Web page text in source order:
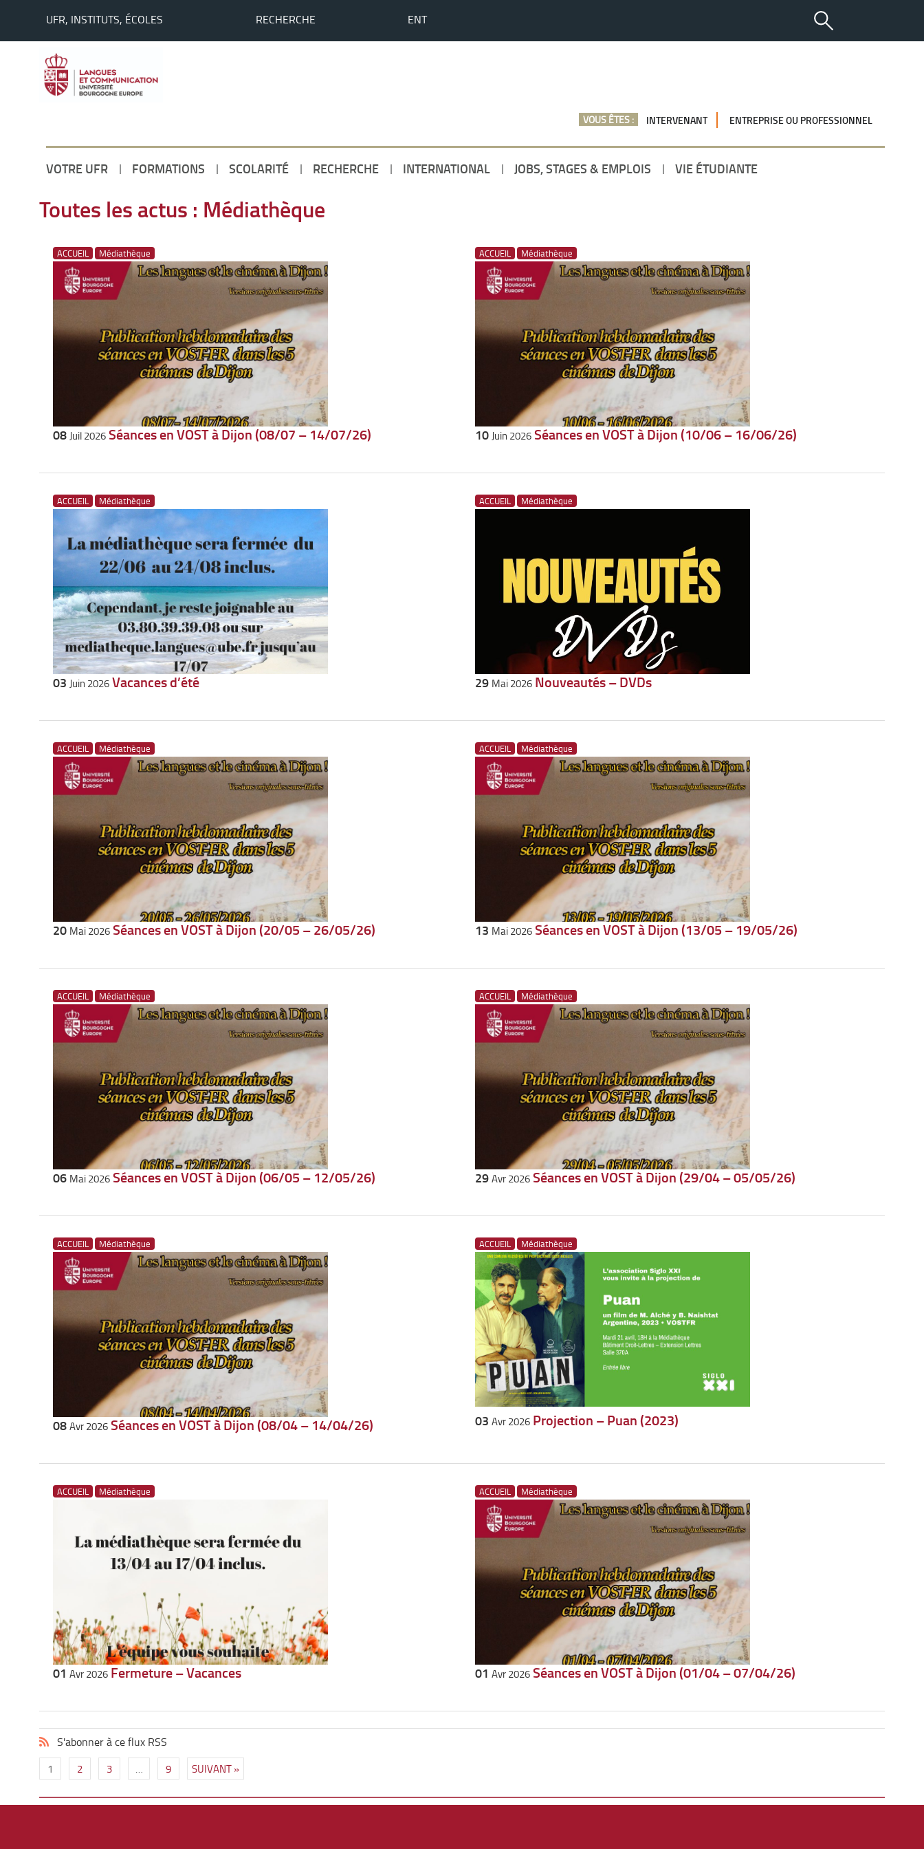
UFR, INSTITUTS, ÉCOLES RECHERCHE ENT
VOUS ÊTES : INTERVENANT ENTREPRISE OU PROFESSIONNEL
VOTRE UFR FORMATIONS SCOLARITÉ RECHERCHE INTERNATIONAL JOBS, STAGES & EMPLOIS VIE ÉTUDIANTE
Toutes les actus : Médiathèque
ACCUEIL Médiathèque
08 Juil 2026Séances en VOST à Dijon (08/07 – 14/07/26)
ACCUEIL Médiathèque
10 Juin 2026 Séances en VOST à Dijon (10/06 – 16/06/26)
ACCUEIL Médiathèque
03 Juin 2026Vacances d’été
ACCUEIL Médiathèque
29 Mai 2026 Nouveautés – DVDs
ACCUEIL Médiathèque
20 Mai 2026Séances en VOST à Dijon (20/05 – 26/05/26)
ACCUEIL Médiathèque
13 Mai 2026 Séances en VOST à Dijon (13/05 – 19/05/26)
ACCUEIL Médiathèque
06 Mai 2026Séances en VOST à Dijon (06/05 – 12/05/26)
ACCUEIL Médiathèque
29Avr 2026 Séances en VOST à Dijon (29/04 – 05/05/26)
ACCUEIL Médiathèque
08Avr 2026Séances en VOST à Dijon (08/04 – 14/04/26)
ACCUEIL Médiathèque
03 Avr 2026 Projection – Puan (2023)
ACCUEIL Médiathèque
01 Avr 2026 Fermeture – Vacances
ACCUEIL Médiathèque
01 Avr 2026 Séances en VOST à Dijon (01/04 – 07/04/26)
S'abonner à ce flux RSS
1 2 3 … 9 SUIVANT »